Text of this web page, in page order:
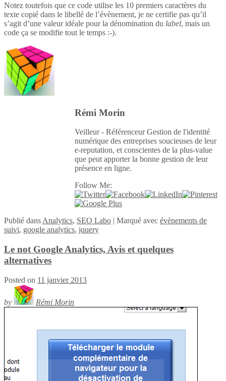
Notez toutefois que ce code utilise les 10 premiers caractères du
texte copié dans le libellé de l’évènement, je ne certifie pas qu’il
s’agit d’une valeur idéale pour la dénomination du label, mais un
code ça se modifie tout le temps :-).
Rémi Morin
Veilleur - Référenceur Gestion de l'identité
numérique des entreprises soucieuses de leur
e-reputation, et conscientes de la plus-value
que peut apporter la bonne gestion de leur
présence en ligne.
Follow Me:
Publié dans Analytics, SEO Labo | Marqué avec évènements de
suivi, google analytics, jquery
Le not Google Analytics, Avis et quelques
alternatives
Posted on 11 janvier 2013
by Rémi Morin